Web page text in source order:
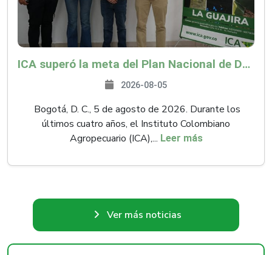
ICA superó la meta del Plan Nacional de Desarrollo y abrió 61 mercados internacionales
2026-08-05
Bogotá, D. C., 5 de agosto de 2026. Durante los
últimos cuatro años, el Instituto Colombiano
Agropecuario (ICA),... Leer más
Ver más noticias